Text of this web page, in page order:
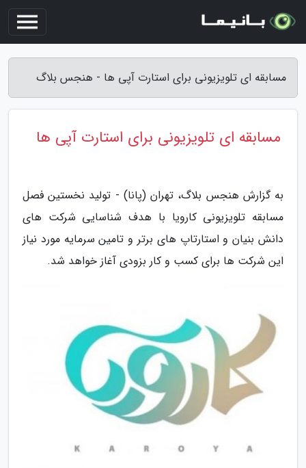
مسابقه ای تلویزیونی برای استارت آپی ها - هنجس بلاگ
مسابقه ای تلویزیونی برای استارت آپی ها
به گزارش هنجس بلاگ، تهران (پانا) - تولید نخستین فصل
مسابقه تلویزیونی کارویا با هدف شناسایی شرکت های
دانش بنیان و استارتاپ های برتر و تامین سرمایه مورد نیاز
این شرکت ها برای کسب و کار بزودی آغاز خواهد شد.